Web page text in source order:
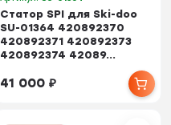
Статор SPI для Ski-doo
SU-01364 420892370
420892371 420892373
420892374 42089...
41 000₽